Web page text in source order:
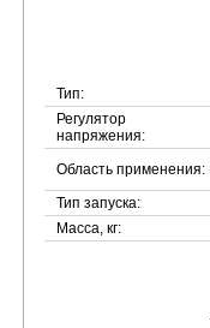
Тип:
Регулятор
напряжения:
Область применения:
Тип запуска:
Масса, кг: